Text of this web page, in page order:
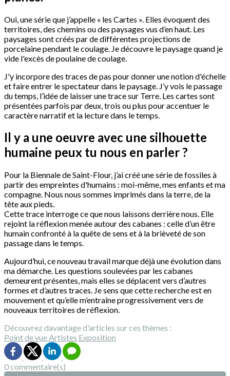
Oui, une série que j’appelle « les Cartes ». Elles évoquent des
territoires, des chemins ou des paysages vus d’en haut. Les
paysages sont créés par de différentes projections de
porcelaine pendant le coulage. Je découvre le paysage quand je
vide l'excès de poulaine de coulage.
J'y incorpore des traces de pas pour donner une notion d'échelle
et faire entrer le spectateur dans le paysage. J’y vois le passage
du temps, l’idée de laisser une trace sur Terre. Les cartes sont
présentées parfois par deux, trois ou plus pour accentuer le
caractère narratif et la lecture dans le temps.
Il y a une oeuvre avec une silhouette
humaine peux tu nous en parler ?
Pour la Biennale de Saint-Flour, j’ai créé une série de fossiles à
partir des empreintes d'humains : moi-même, mes enfants et ma
compagne. Nous nous sommes imprimés dans la terre, de la
tête aux pieds.
Cette trace interroge ce que nous laissons derrière nous. Elle
rejoint la réflexion menée autour des cabanes : celle d’un être
humain confronté à la quête de sens et à la brièveté de son
passage dans le temps.
Aujourd’hui, ce nouveau travail marque déjà une évolution dans
ma démarche. Les questions soulevées par les cabanes
demeurent présentes, mais elles se déplacent vers d’autres
formes et d’autres traces. Je sens que cette recherche est en
mouvement et qu’elle m’entraîne progressivement vers de
nouveaux territoires de réflexion.
Découvrez davantage d'articles sur ces thèmes :
Point de vueArtistes Exposition
0 commentaire(s)